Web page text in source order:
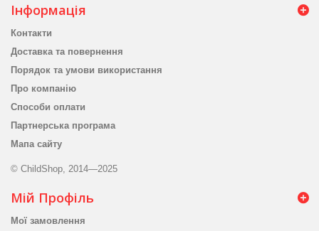
Інформація
Контакти
Доставка та повернення
Порядок та умови використання
Про компанію
Способи оплати
Партнерська програма
Мапа сайту
© ChildShop, 2014—2025
Мій Профіль
Мої замовлення